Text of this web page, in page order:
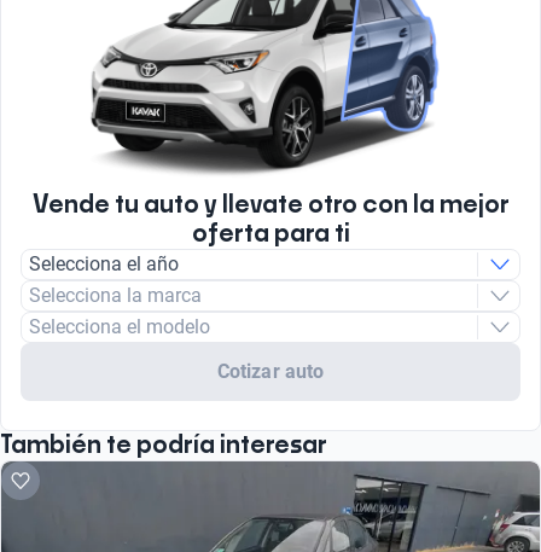
Vende tu auto y llevate otro con la mejor
oferta para ti
Selecciona el año
Selecciona la marca
Selecciona el modelo
Cotizar auto
También te podría interesar